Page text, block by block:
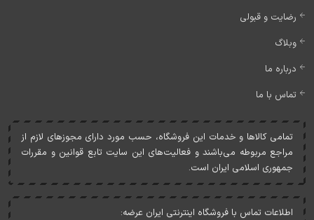
رضایت و قبولی
وبلاگ
درباره ما
تماس با ما
تمامی کالاها و خدمات اين فروشگاه، حسب مورد دارای مجوزهای لازم از
مراجع مربوطه می‌باشند و فعاليت‌های اين سايت تابع قوانين و مقررات
جمهوری اسلامی ايران است.
اطلاعات تماس با فروشگاه اینترنتی ایران عرضه: